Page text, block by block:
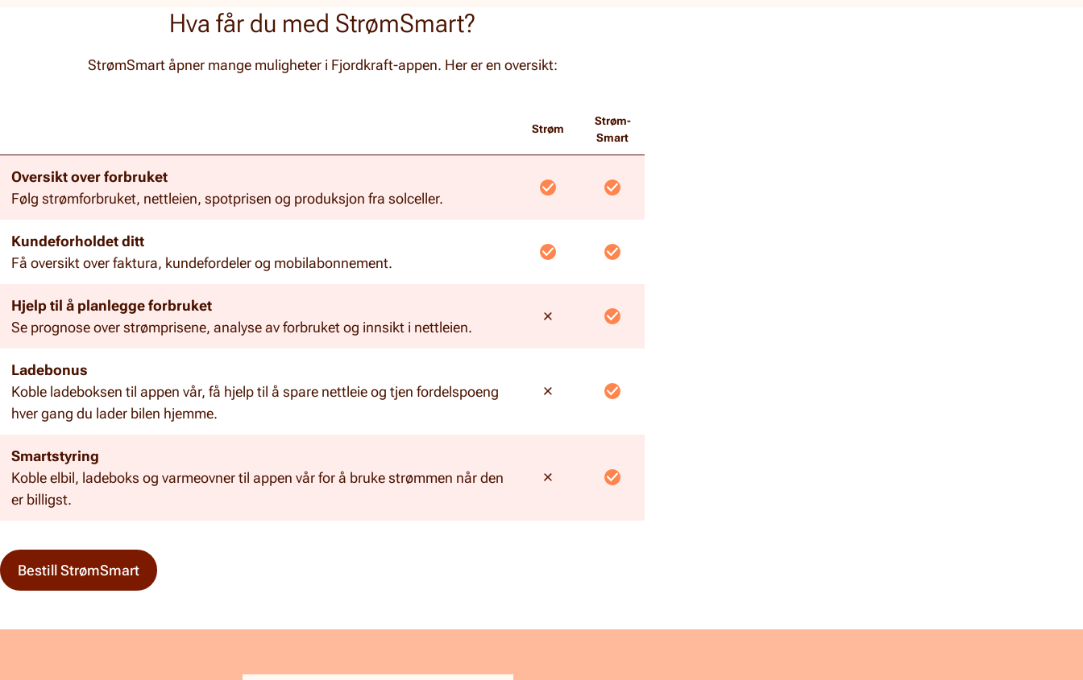
Hva får du med StrømSmart?
StrømSmart åpner mange muligheter i Fjordkraft-appen. Her er en oversikt:
Strøm
Strøm-
Smart
Oversikt over forbruket
Følg strømforbruket, nettleien, spotprisen og produksjon fra solceller.
Kundeforholdet ditt
Få oversikt over faktura, kundefordeler og mobilabonnement.
Hjelp til å planlegge forbruket
Se prognose over strømprisene, analyse av forbruket og innsikt i nettleien.
Ladebonus
Koble ladeboksen til appen vår, få hjelp til å spare nettleie og tjen fordelspoeng
hver gang du lader bilen hjemme.
Smartstyring
Koble elbil, ladeboks og varmeovner til appen vår for å bruke strømmen når den
er billigst.
Bestill StrømSmart